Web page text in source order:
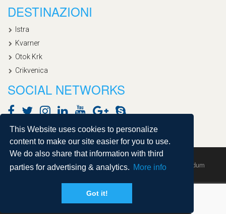
This Website uses cookies to personalize
content to make our site easier for you to use.
We do also share that information with third
parties for advertising & analytics. More info
Got it!
DESTINAZIONI
Istra
Kvarner
Otok Krk
Crikvenica
SOCIAL NETWORKS
Copyright © 2020, Croatialan |Sitemap| Powered by Agendum